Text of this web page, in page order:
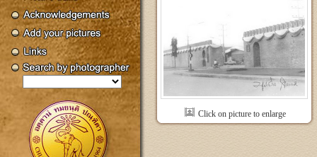
Click on picture to enlarge